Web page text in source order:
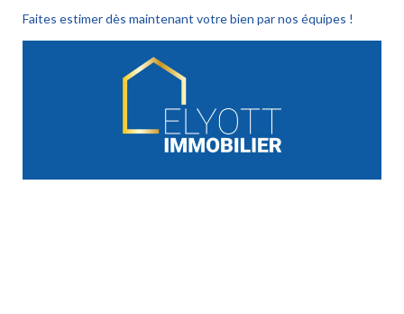
Faites estimer dès maintenant votre bien par nos équipes !